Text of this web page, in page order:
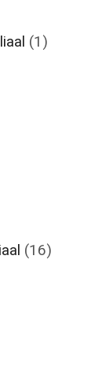
(1)
(16)